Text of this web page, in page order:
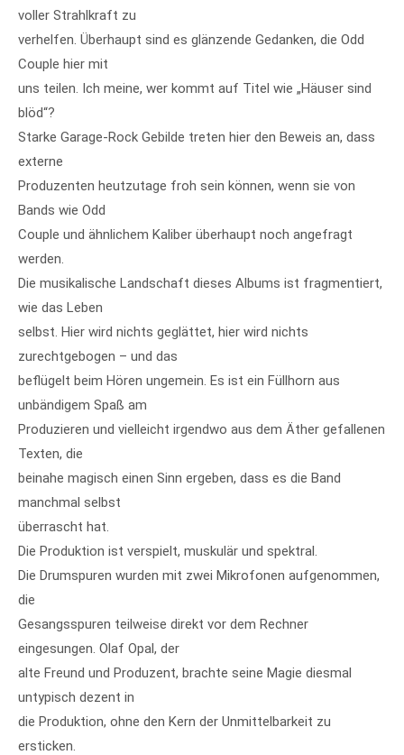
voller Strahlkraft zu
verhelfen. Überhaupt sind es glänzende Gedanken, die Odd
Couple hier mit
uns teilen. Ich meine, wer kommt auf Titel wie „Häuser sind
blöd“?
Starke Garage-Rock Gebilde treten hier den Beweis an, dass
externe
Produzenten heutzutage froh sein können, wenn sie von
Bands wie Odd
Couple und ähnlichem Kaliber überhaupt noch angefragt
werden.
Die musikalische Landschaft dieses Albums ist fragmentiert,
wie das Leben
selbst. Hier wird nichts geglättet, hier wird nichts
zurechtgebogen – und das
beflügelt beim Hören ungemein. Es ist ein Füllhorn aus
unbändigem Spaß am
Produzieren und vielleicht irgendwo aus dem Äther gefallenen
Texten, die
beinahe magisch einen Sinn ergeben, dass es die Band
manchmal selbst
überrascht hat.
Die Produktion ist verspielt, muskulär und spektral.
Die Drumspuren wurden mit zwei Mikrofonen aufgenommen,
die
Gesangsspuren teilweise direkt vor dem Rechner
eingesungen. Olaf Opal, der
alte Freund und Produzent, brachte seine Magie diesmal
untypisch dezent in
die Produktion, ohne den Kern der Unmittelbarkeit zu
ersticken.